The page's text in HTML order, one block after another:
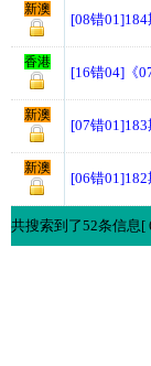
新澳
[08错
香港
[16错04]
新澳
[07错
新澳
[06错
共搜索到了52条信息[